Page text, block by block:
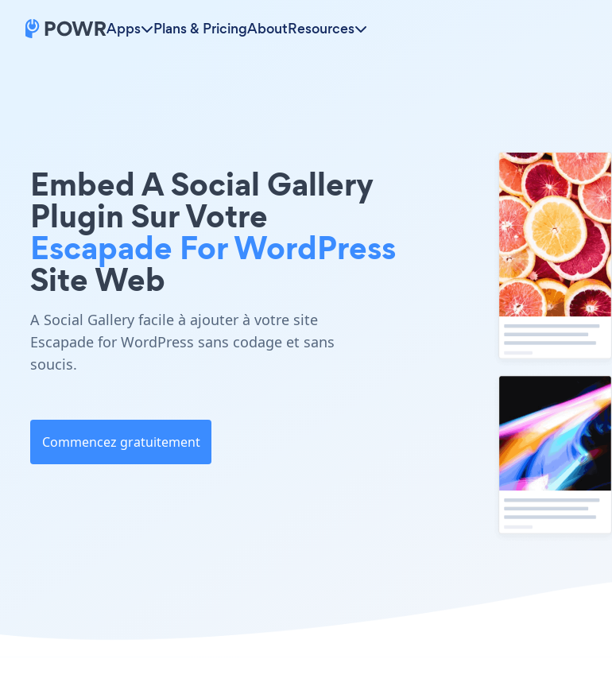
Apps Plans & PricingAboutResources
Embed A Social Gallery
Plugin Sur Votre
Escapade For WordPress
Site Web
A Social Gallery facile à ajouter à votre site
Escapade for WordPress sans codage et sans
soucis.
Commencez gratuitement